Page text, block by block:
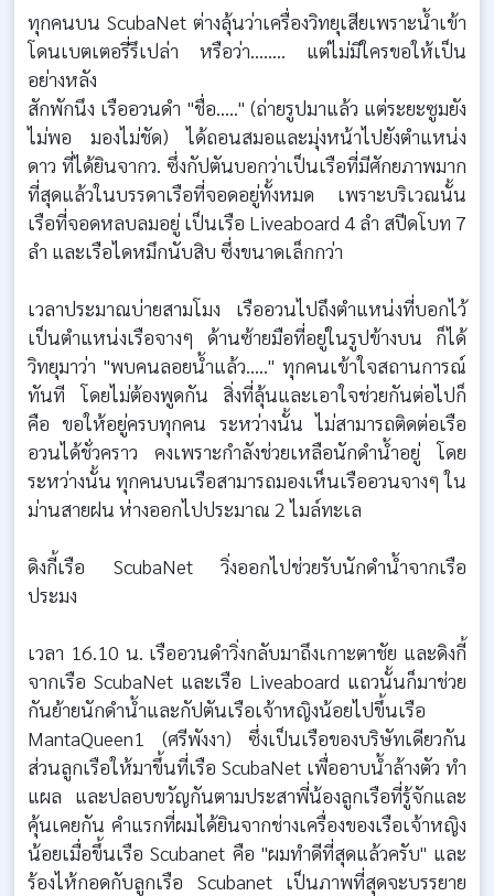
ทุกคนบน ScubaNet ต่างลุ้นว่าเครื่องวิทยุเสียเพราะน้ำเข้า
โดนเบตเตอรี่รึเปล่า หรือว่า........ แต่ไม่มีใครขอให้เป็น
อย่างหลัง
สักพักนึง เรืออวนดำ "ชื่อ....." (ถ่ายรูปมาแล้ว แต่ระยะซูมยัง
ไม่พอ มองไม่ชัด) ได้ถอนสมอและมุ่งหน้าไปยังตำแหน่ง
ดาว ที่ได้ยินจากว. ซึ่งกัปตันบอกว่าเป็นเรือที่มีศักยภาพมาก
ที่สุดแล้วในบรรดาเรือที่จอดอยู่ทั้งหมด เพราะบริเวณนั้น
เรือที่จอดหลบลมอยู่ เป็นเรือ Liveaboard 4 ลำ สปีดโบท 7
ลำ และเรือไดหมึกนับสิบ ซึ่งขนาดเล็กกว่า
เวลาประมาณบ่ายสามโมง เรืออวนไปถึงตำแหน่งที่บอกไว้
เป็นตำแหน่งเรือจางๆ ด้านซ้ายมือที่อยู่ในรูปข้างบน ก็ได้
วิทยุมาว่า "พบคนลอยน้ำแล้ว....." ทุกคนเข้าใจสถานการณ์
ทันที โดยไม่ต้องพูดกัน สิ่งที่ลุ้นและเอาใจช่วยกันต่อไปก็
คือ ขอให้อยู่ครบทุกคน ระหว่างนั้น ไม่สามารถติดต่อเรือ
อวนได้ชั่วคราว คงเพราะกำลังช่วยเหลือนักดำน้ำอยู่ โดย
ระหว่างนั้น ทุกคนบนเรือสามารถมองเห็นเรืออวนจางๆ ใน
ม่านสายฝน ห่างออกไปประมาณ 2 ไมล์ทะเล
ดิงกี้เรือ ScubaNet วิ่งออกไปช่วยรับนักดำน้ำจากเรือ
ประมง
เวลา 16.10 น. เรืออวนดำวิ่งกลับมาถึงเกาะตาชัย และดิงกี้
จากเรือ ScubaNet และเรือ Liveaboard แถวนั้นก็มาช่วย
กันย้ายนักดำน้ำและกัปตันเรือเจ้าหญิงน้อยไปขึ้นเรือ
MantaQueen1 (ศรีพังงา) ซึ่งเป็นเรือของบริษัทเดียวกัน
ส่วนลูกเรือให้มาขึ้นที่เรือ ScubaNet เพื่ออาบน้ำล้างตัว ทำ
แผล และปลอบขวัญกันตามประสาพี่น้องลูกเรือที่รู้จักและ
คุ้นเคยกัน คำแรกที่ผมได้ยินจากช่างเครื่องของเรือเจ้าหญิง
น้อยเมื่อขึ้นเรือ Scubanet คือ "ผมทำดีที่สุดแล้วครับ" และ
ร้องไห้กอดกับลูกเรือ Scubanet เป็นภาพที่สุดจะบรรยาย